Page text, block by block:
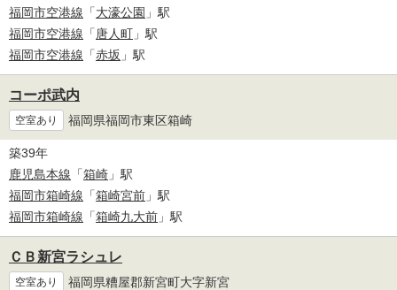
福岡市空港線 「大濠公園 」駅
福岡市空港線 「 唐人町 」駅
福岡市空港線 「赤坂 」駅
コーポ武内
空室あり 福岡県福岡市東区箱崎
築39年
鹿児島本線 「箱崎 」駅
福岡市箱崎線 「箱崎宮前 」駅
福岡市箱崎線 「箱崎九大前 」駅
ＣＢ新宮ラシュレ
空室あり 福岡県糟屋郡新宮町大字新宮